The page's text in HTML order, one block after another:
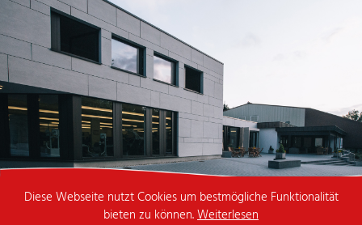
© 2026 Sportpark Simmern GmbH
Diese Webseite nutzt Cookies um bestmögliche Funktionalität
bieten zu können.Weiterlesen